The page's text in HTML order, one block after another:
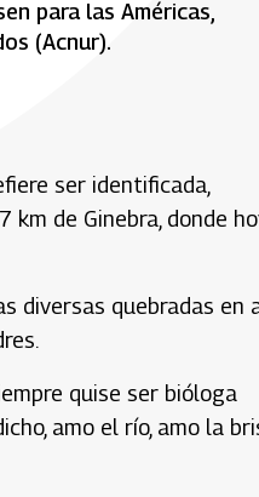
para las Américas,
(Acnur).
ser identificada,
km de Ginebra, donde
diversas quebradas en
quise ser bióloga
amo el río, amo la